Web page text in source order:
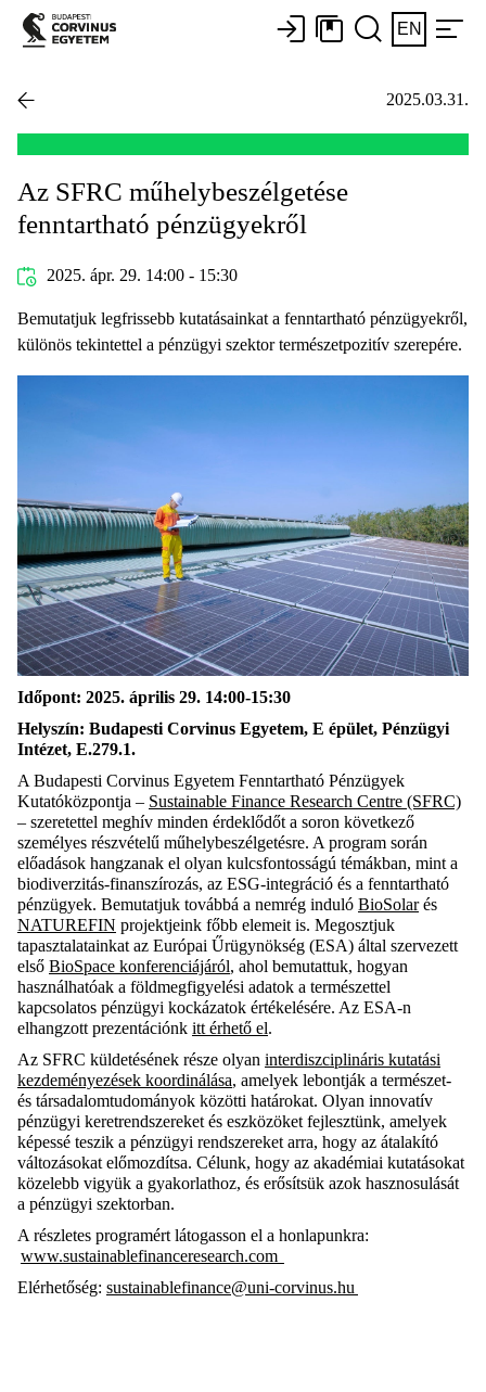
EN
2025.03.31.
Az SFRC műhelybeszélgetése
fenntartható pénzügyekről
2025. ápr. 29. 14:00 - 15:30
Bemutatjuk legfrissebb kutatásainkat a fenntartható pénzügyekről,
különös tekintettel a pénzügyi szektor természetpozitív szerepére.
Időpont: 2025. április 29. 14:00-15:30
Helyszín: Budapesti Corvinus Egyetem, E épület, Pénzügyi
Intézet, E.279.1.
A Budapesti Corvinus Egyetem Fenntartható Pénzügyek
Kutatóközpontja – Sustainable Finance Research Centre (SFRC)
– szeretettel meghív minden érdeklődőt a soron következő
személyes részvételű műhelybeszélgetésre. A program során
előadások hangzanak el olyan kulcsfontosságú témákban, mint a
biodiverzitás-finanszírozás, az ESG-integráció és a fenntartható
pénzügyek. Bemutatjuk továbbá a nemrég induló BioSolarés
NATUREFIN projektjeink főbb elemeit is. Megosztjuk
tapasztalatainkat az Európai Űrügynökség (ESA) által szervezett
első BioSpace konferenciájáról, ahol bemutattuk, hogyan
használhatóak a földmegfigyelési adatok a természettel
kapcsolatos pénzügyi kockázatok értékelésére. Az ESA-n
elhangzott prezentációnk itt érhető el.
Az SFRC küldetésének része olyan interdiszciplináris kutatási
kezdeményezések koordinálása, amelyek lebontják a természet-
és társadalomtudományok közötti határokat. Olyan innovatív
pénzügyi keretrendszereket és eszközöket fejlesztünk, amelyek
képessé teszik a pénzügyi rendszereket arra, hogy az átalakító
változásokat előmozdítsa. Célunk, hogy az akadémiai kutatásokat
közelebb vigyük a gyakorlathoz, és erősítsük azok hasznosulását
a pénzügyi szektorban.
A részletes programért látogasson el a honlapunkra:
www.sustainablefinanceresearch.com
Elérhetőség: sustainablefinance@uni-corvinus.hu